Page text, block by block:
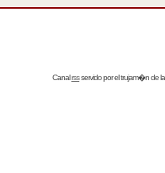
Canalrssservido por eltrujam�nde